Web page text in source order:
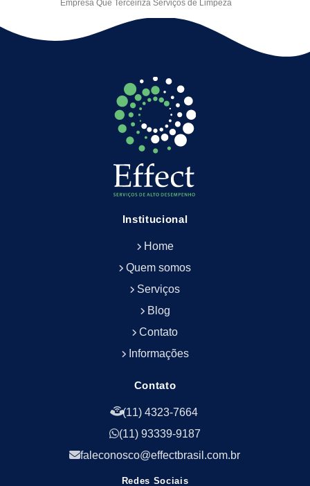
Empresa Que Terceiriza Serviços de Limpeza
Empresa Terceirizada de Portaria
Empresa de Facilities
Empresa de Limpeza Empresarial
Empresa de Limpeza Predial
Empresa de Limpeza Predial Terceirizada
Empresa de Limpeza de Escritório
Empresa de Limpeza de Fachada
Empresa de Limpeza de Fachadas
Empresa de Limpeza e Conservação Predial
Empresa de Portaria e Controlador de Acesso
Empresa de Portaria e Limpeza
Empresa de Serviços Terceirizados
Empresa de Terceirização de Portaria
Empresa de Terceirização de Serviços de
Empresa de Terceirização de Serviços de
Empresa de Zeladoria e Portaria
Empresas Terceirizadas Recepção
Empresas de Jardinagem para Condomínios
Institucional
Home
Quem somos
Serviços
Blog
Contato
Informações
Contato
(11) 4323-7664
(11) 93339-9187
faleconosco@effectbrasil.com.br
Redes Sociais